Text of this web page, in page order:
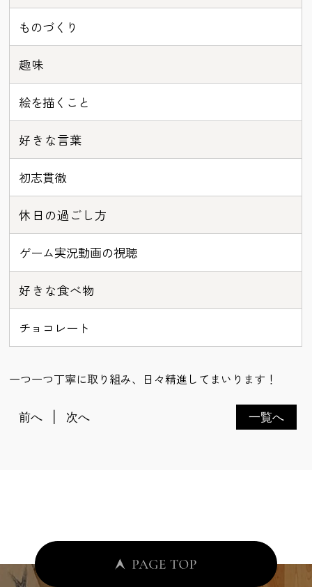
ものづくり
趣味
絵を描くこと
好きな言葉
初志貫徹
休日の過ごし方
ゲーム実況動画の視聴
好きな食べ物
チョコレート
一つ一つ丁寧に取り組み、日々精進してまいります！
一覧へ
前へ 次へ